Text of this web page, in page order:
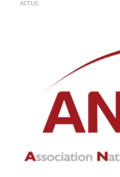
ACTUS